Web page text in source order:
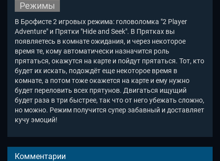
Режимы
В Брофисте 2 игровых режима: головоломка "2 Player
Adventure" и Прятки "Hide and Seek". В Прятках вы
появляетесь в комнате ожидания, и через некоторое
время те, кому автоматически назначится роль
прятаться, окажутся на карте и пойдут прятаться. Тот, кто
будет их искать, подождёт еще некоторое время в
комнате, а потом тоже окажется на карте и ему нужно
будет переловить всех прятунов. Двигаться ищущий
будет раза в три быстрее, так что от него убежать сложно,
но можно. Режим получится супер забавный и доставляет
кучу эмоций!
Комментарии